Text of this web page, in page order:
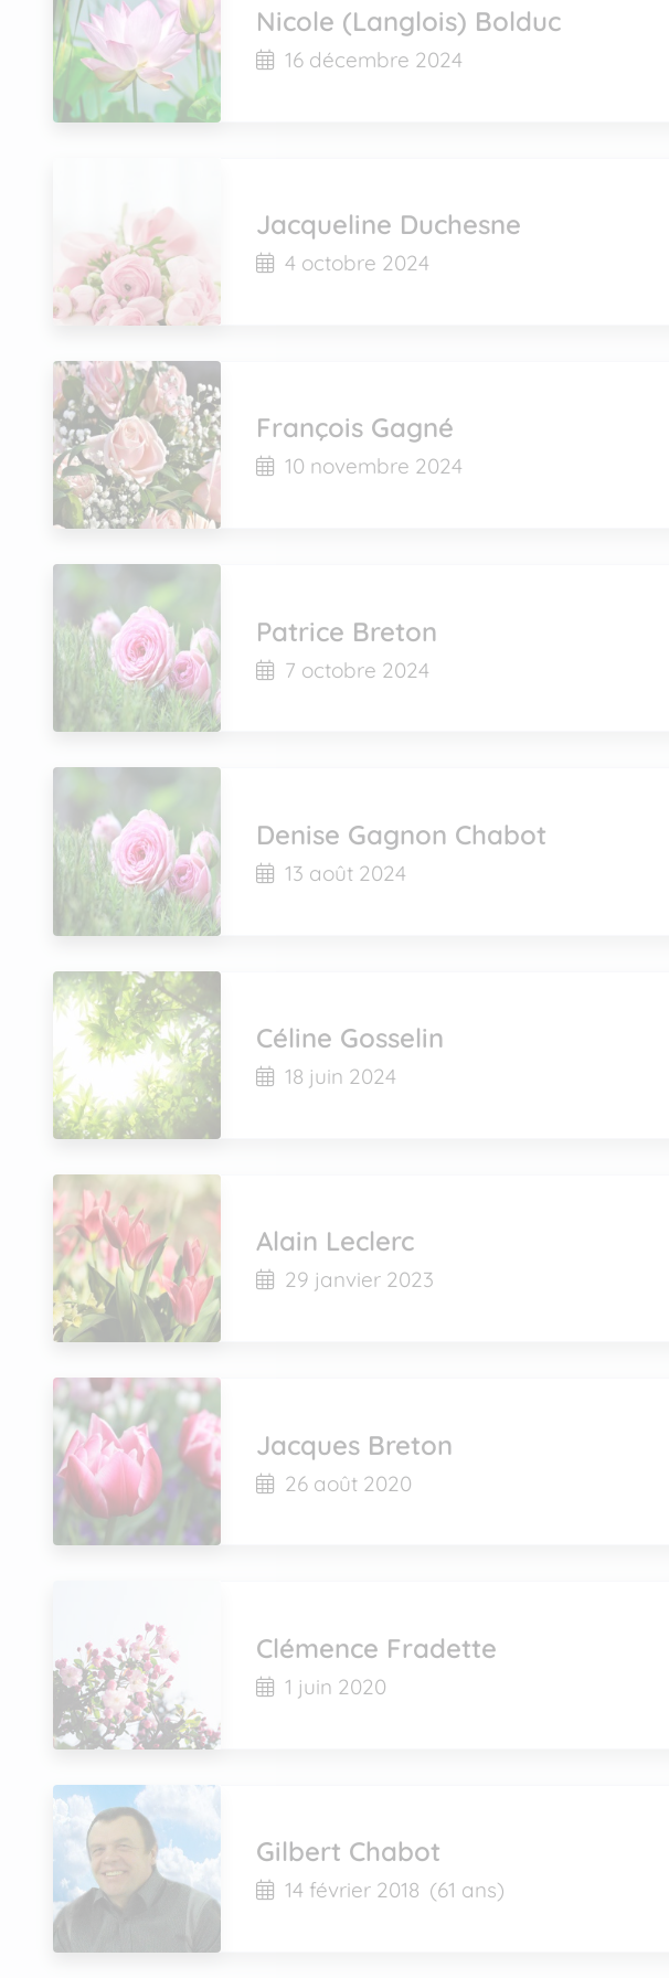
Nicole (Langlois) Bolduc
16 décembre 2024
Jacqueline Duchesne
4 octobre 2024
François Gagné
10 novembre 2024
Patrice Breton
7 octobre 2024
Denise Gagnon Chabot
13 août 2024
Céline Gosselin
18 juin 2024
Alain Leclerc
29 janvier 2023
Jacques Breton
26 août 2020
Clémence Fradette
1 juin 2020
Gilbert Chabot
14 février 2018 (61 ans)